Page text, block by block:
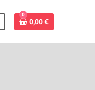
0
0,00 €